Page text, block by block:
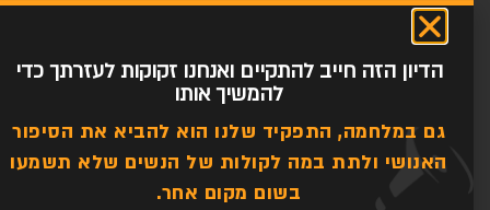
הדיון הזה חייב להתקיים ואנחנו זקוקות לעזרתך כדי
להמשיך אותו
גם במלחמה, התפקיד שלנו הוא להביא את הסיפור
האנושי ולתת במה לקולות של הנשים שלא תשמעו
בשום מקום אחר.